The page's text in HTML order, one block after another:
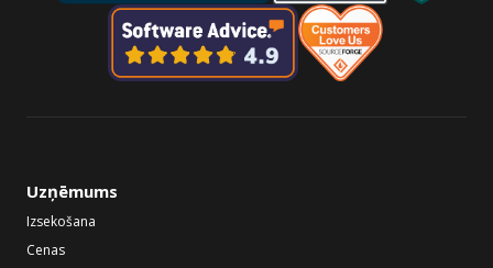
Uzņēmums
Izsekošana
Cenas